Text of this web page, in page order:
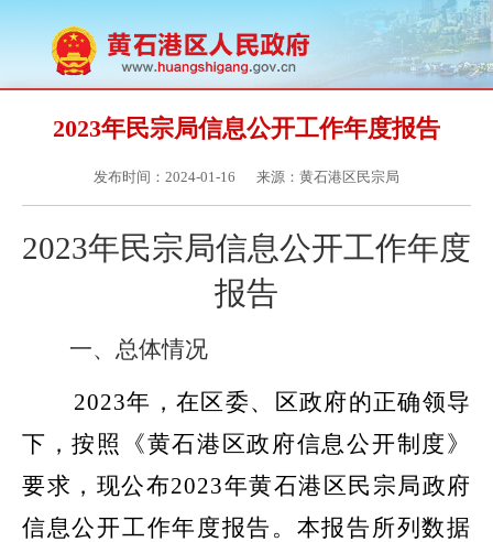
2023年民宗局信息公开工作年度报告
发布时间：2024-01-16 来源：黄石港区民宗局
2023年民宗局信息公开工作年度
报告
一、总体情况
2023年，在区委、区政府的正确领导
下，按照《黄石港区政府信息公开制度》
要求，现公布2023年黄石港区民宗局政府
信息公开工作年度报告。本报告所列数据